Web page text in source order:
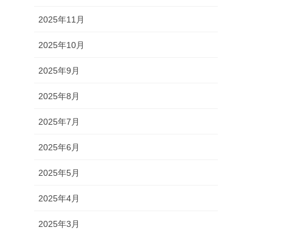
2025年11月
2025年10月
2025年9月
2025年8月
2025年7月
2025年6月
2025年5月
2025年4月
2025年3月